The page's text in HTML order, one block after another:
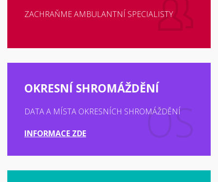
ZACHRAŇME AMBULANTNÍ SPECIALISTY
OKRESNÍ SHROMÁŽDĚNÍ
DATA A MÍSTA OKRESNÍCH SHROMÁŽDĚNÍ
INFORMACE ZDE